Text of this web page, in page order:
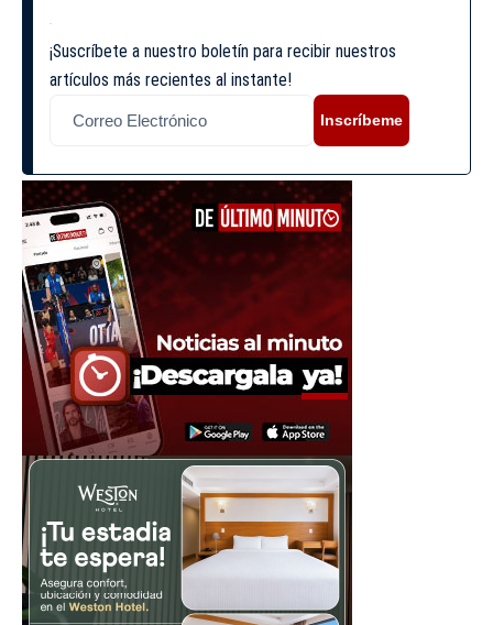
¡Suscríbete a nuestro boletín para recibir nuestros
artículos más recientes al instante!
Inscríbeme